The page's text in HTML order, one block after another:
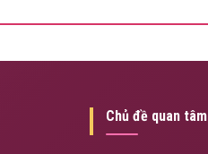
Chủ đề quan tâm